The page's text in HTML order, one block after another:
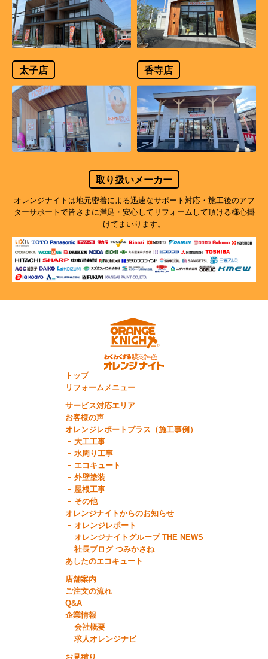
太子店 香寺店
取り扱いメーカー
オレンジナイトは地元密着による迅速なサポート対応・施工後のアフ
ターサポートで皆さまに満足・安心してリフォームして頂ける様心掛
けてまいります。
トップ
リフォームメニュー
サービス対応エリア
お客様の声
オレンジレポートプラス（施工事例）
大工工事
水周り工事
エコキュート
外壁塗装
屋根工事
その他
オレンジナイトからのお知らせ
オレンジレポート
オレンジナイトグループ THE NEWS
社長ブログ つみかさね
あしたのエコキュート
店舗案内
ご注文の流れ
Q&A
企業情報
会社概要
求人オレンジナビ
お見積り